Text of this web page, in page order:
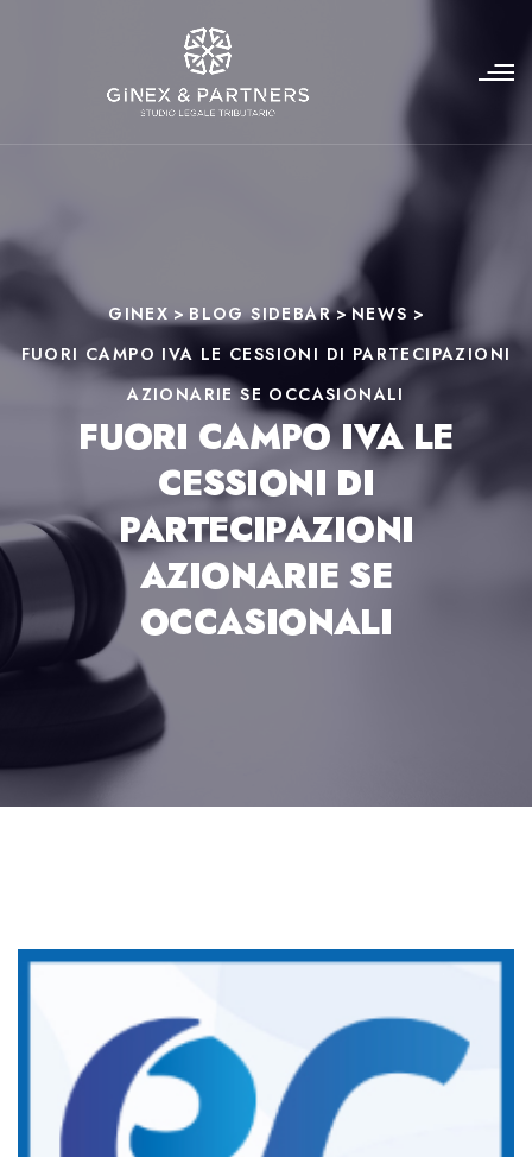
GINEX>BLOG SIDEBAR>NEWS >
FUORI CAMPO IVA LE CESSIONI DI PARTECIPAZIONI
AZIONARIE SE OCCASIONALI
FUORI CAMPO IVA LE
CESSIONI DI
PARTECIPAZIONI
AZIONARIE SE
OCCASIONALI